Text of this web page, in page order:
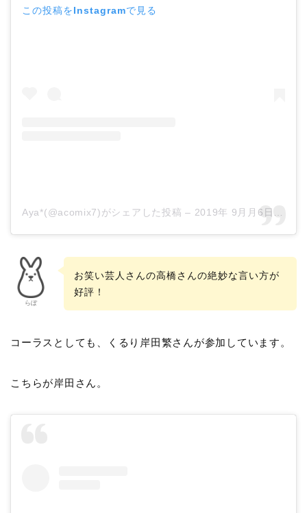
この投稿をInstagramで見る
Aya*(@acomix7)がシェアした投稿 – 2019年 9月月6日午前5時12分PDT
らぼ
お笑い芸人さんの高橋さんの絶妙な言い方が
好評！
コーラスとしても、くるり岸田繁さんが参加しています。
こちらが岸田さん。